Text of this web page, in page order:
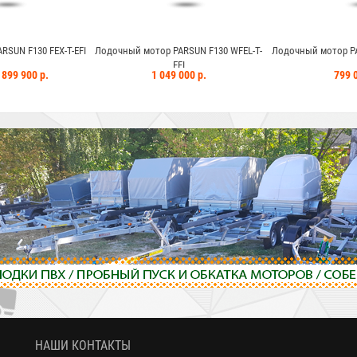
мотор PARSUN F130 WFEL-T-
1 049 000 р.
Лодочный мотор PARSUN F100 FEL-T-EFI
799 000 р.
Лодочный
НАШИ КОНТАКТЫ